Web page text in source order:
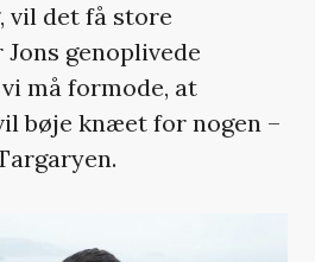
vil det få store
genoplivede
må formode, at
bøje knæet for nogen –